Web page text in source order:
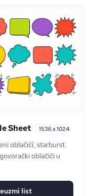
Sheet 1536 x 1024
oblačići, starburst
oblačići u
list